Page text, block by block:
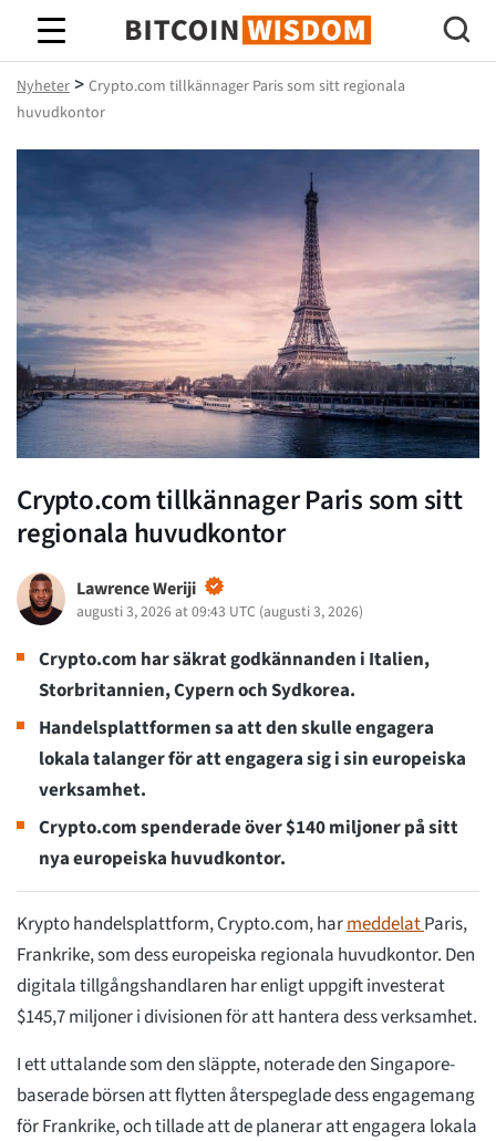
Bitcoin Wisdom
Nyheter > Crypto.com tillkännager Paris som sitt regionala
huvudkontor
Crypto.com tillkännager Paris som sitt
regionala huvudkontor
Lawrence Weriji
augusti 3, 2026 at 09:43 UTC (augusti 3, 2026)
Crypto.com har säkrat godkännanden i Italien,
Storbritannien, Cypern och Sydkorea.
Handelsplattformen sa att den skulle engagera
lokala talanger för att engagera sig i sin europeiska
verksamhet.
Crypto.com spenderade över $140 miljoner på sitt
nya europeiska huvudkontor.
Krypto handelsplattform, Crypto.com, harmeddelatParis,
Frankrike, som dess europeiska regionala huvudkontor. Den
digitala tillgångshandlaren har enligt uppgift investerat
$145,7 miljoner i divisionen för att hantera dess verksamhet.
I ett uttalande som den släppte, noterade den Singapore-
baserade börsen att flytten återspeglade dess engagemang
för Frankrike, och tillade att de planerar att engagera lokala